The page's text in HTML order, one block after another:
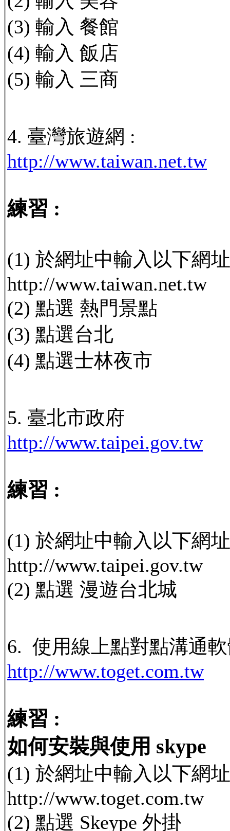
(3) 輸入 餐館
(4) 輸入 飯店
(5) 輸入 三商
4. 臺灣旅遊網 :
http://www.taiwan.net.tw
練習 :
(1) 於網址中輸入以下網
http://www.taiwan.net.tw
(2) 點選 熱門景點
(3) 點選台北
(4) 點選士林夜市
5. 臺北市政府
http://www.taipei.gov.tw
練習 :
(1) 於網址中輸入以下網
http://www.taipei.gov.tw
(2) 點選 漫遊台北城
6. 使用線上點對點溝通軟
http://www.toget.com.tw
練習 :
如何安裝與使用 skype
(1) 於網址中輸入以下網
http://www.toget.com.tw
(2) 點選 Skeype 外掛